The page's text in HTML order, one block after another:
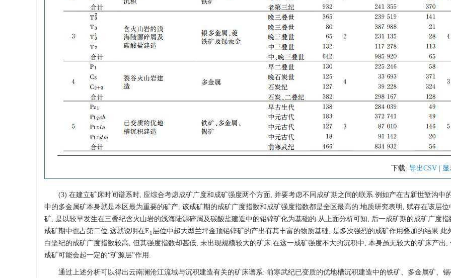
下载: 导出CSV |
(3) 在建立矿床时间谱系时, 应综合考虑成矿广度和成矿强度两个方面, 并要考虑不同成矿期之间的联系.例如产在古新世堑沟中
中的多金属矿本身就是本区最为重要的矿产, 该成矿期的成矿广度指数和成矿强度指数都是全区最高的.地质研究表明, 赋存在该层位
矿, 是以较早发生在三叠纪含火山岩的浅海陆源碎屑及碳酸盐建造中的铅锌矿化为基础的.从上面分析可知, 后一成矿期的成矿广度指
成矿期中也占第二位.这就说明在E1 层位中超大型兰坪金顶铅锌矿的产出有其丰富的物质基础, 是多次强烈的成矿作用叠加的结果.
白垩纪的成矿广度指数较高, 但其强度指数却甚低, 未出现规模较大的矿床.在这一成矿强度不大的沉积中, 本身虽无较大的矿床产出,
成矿可能会起一定的“矿源层”作用.
通过上述分析可以得出云南澜沧江流域与沉积建造有关的矿床谱系: 前寒武纪已变质的优地槽沉积建造中的铁矿、多金属矿、